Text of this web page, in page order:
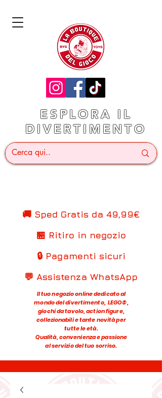
ESPLORA IL
DIVERTIMENTO
🚚 Sped Gratis da 49,99€
🏪 Ritiro in negozio
🔒 Pagamenti sicuri
💬 Assistenza WhatsApp
Il tuo negozio online dedicato al
mondo del divertimento, LEGO®,
giochi da tavolo, action figure,
collezionabili e tante novità per
tutte le età.
Qualità, convenienza e passione
al servizio del tuo sorriso.